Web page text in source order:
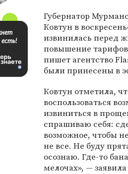
Губернатор
Ковтун в
извинилась перед
повышение
пишет агентство
были принесены в
Ковтун отметила,
воспользоваться
извиниться в
спрашиваю себя:
возможное, чтобы
не все. Не буду
осознаю. Где-то
мелочах», —
есть!